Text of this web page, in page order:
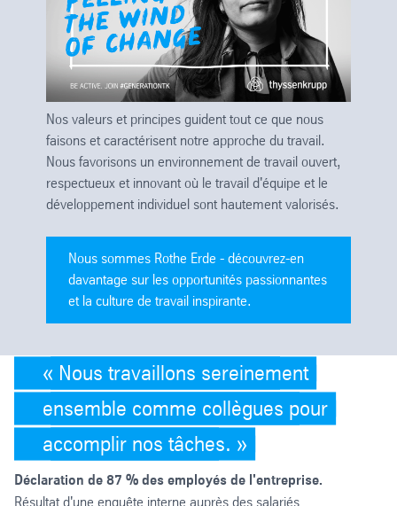
Nos valeurs et principes guident tout ce que nous
faisons et caractérisent notre approche du travail.
Nous favorisons un environnement de travail ouvert,
respectueux et innovant où le travail d'équipe et le
développement individuel sont hautement valorisés.
Nous sommes Rothe Erde - découvrez-en
davantage sur les opportunités passionnantes
et la culture de travail inspirante.
Nous travaillons sereinement
ensemble comme collègues pour
accomplir nos tâches.
Déclaration de 87 % des employés de l'entreprise.
Résultat d'une enquête interne auprès des salariés